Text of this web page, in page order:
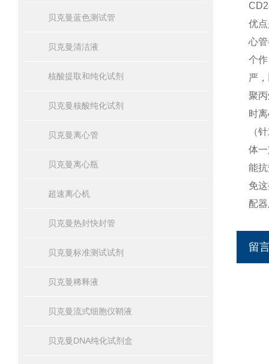
贝克曼蓝色测试管
贝克曼清洁液
核酸提取和纯化试剂
贝克曼核酸纯化试剂
贝克曼离心管
贝克曼离心瓶
超速离心机
贝克曼热封快封管
贝克曼标准测试试剂
贝克曼稀释液
贝克曼流式细胞仪鞘液
贝克曼DNA纯化试剂盒
优
心
个
严
聚
时
（
体
能
免
配
留